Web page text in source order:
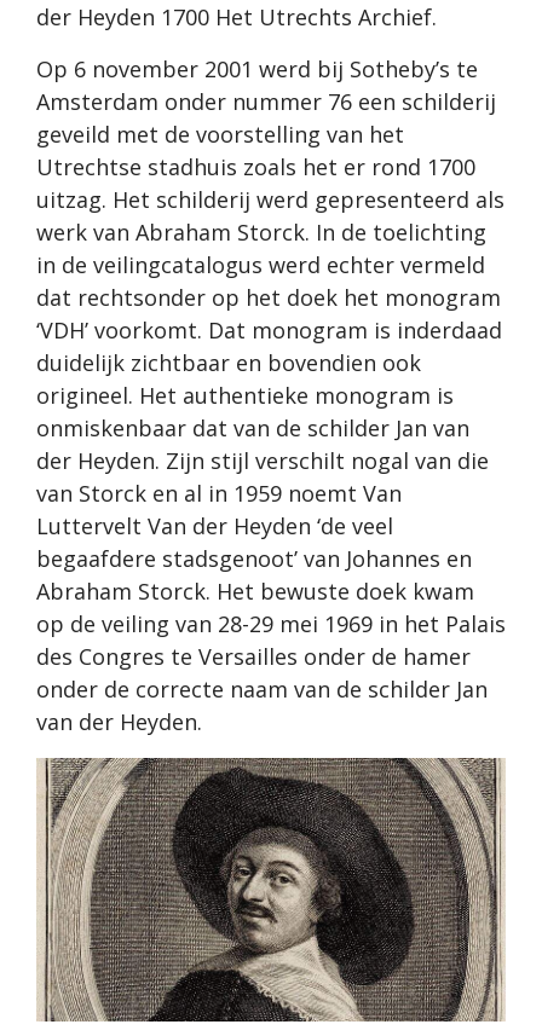
der Heyden 1700 Het Utrechts Archief.
Op 6 november 2001 werd bij Sotheby’s te
Amsterdam onder nummer 76 een schilderij
geveild met de voorstelling van het
Utrechtse stadhuis zoals het er rond 1700
uitzag. Het schilderij werd gepresenteerd als
werk van Abraham Storck. In de toelichting
in de veilingcatalogus werd echter vermeld
dat rechtsonder op het doek het monogram
‘VDH’ voorkomt. Dat monogram is inderdaad
duidelijk zichtbaar en bovendien ook
origineel. Het authentieke monogram is
onmiskenbaar dat van de schilder Jan van
der Heyden. Zijn stijl verschilt nogal van die
van Storck en al in 1959 noemt Van
Luttervelt Van der Heyden ‘de veel
begaafdere stadsgenoot’ van Johannes en
Abraham Storck. Het bewuste doek kwam
op de veiling van 28-29 mei 1969 in het Palais
des Congres te Versailles onder de hamer
onder de correcte naam van de schilder Jan
van der Heyden.